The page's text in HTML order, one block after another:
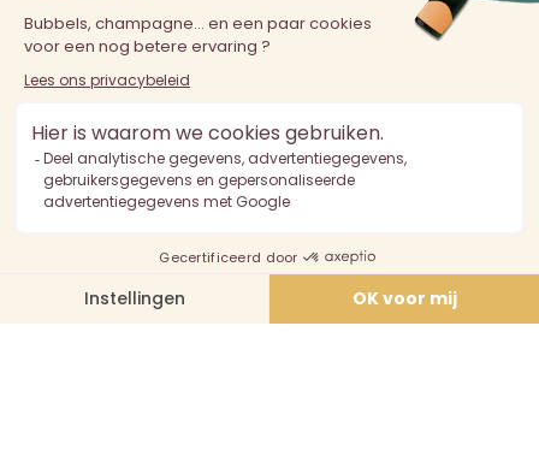
De verkoop van alcohol aan personen jonger dan 18 jaar is
verboden. Alcoholmisbruik is schadelijk voor de gezondheid.